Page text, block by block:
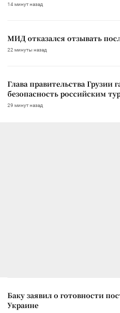
14 минут назад
МИД отказался отзывать
22 минуты назад
Глава правительства Грузии
безопасность российским
29 минут назад
Баку заявил о готовности
Украине